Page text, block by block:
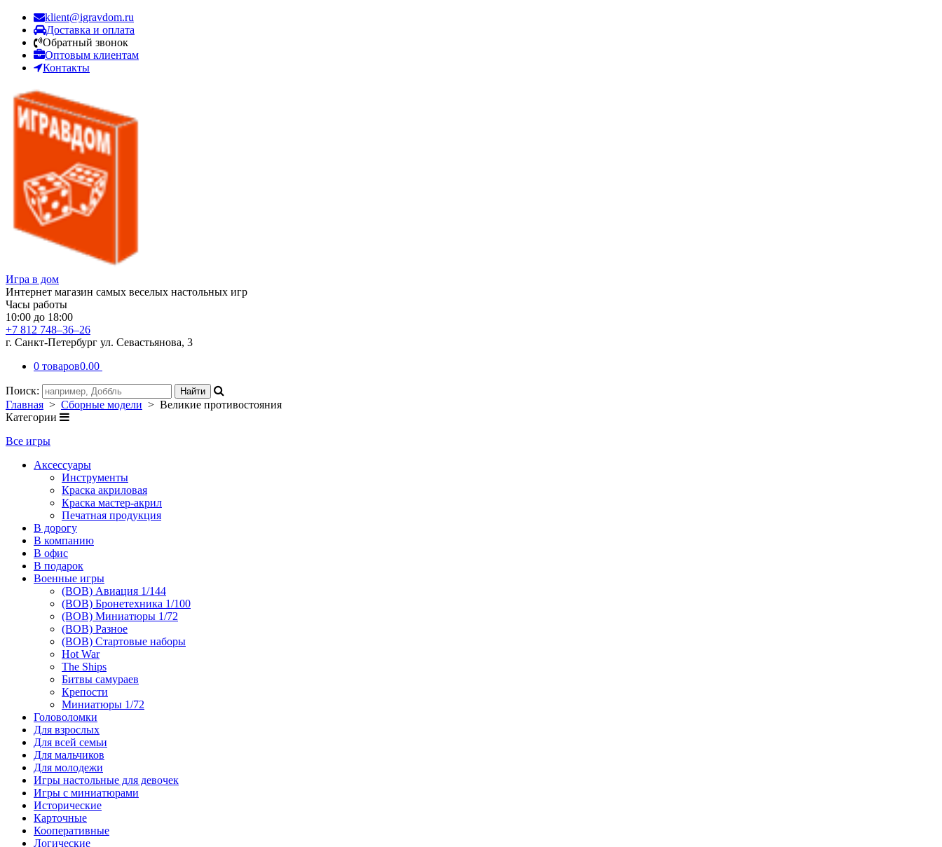
klient@igravdom.ru
Доставка и оплата
Обратный звонок
Оптовым клиентам
Контакты
Игра в дом
Интернет магазин самых веселых настольных игр
Часы работы
10:00 до 18:00
+7 812 748–36–26
г. Санкт-Петербург ул. Севастьянова, 3
0 товаров0.00
Поиск:
Главная > Сборные модели > Великие противостояния
Категории
Все игры
Аксессуары
Инструменты
Краска акриловая
Краска мастер-акрил
Печатная продукция
В дорогу
В компанию
В офис
В подарок
Военные игры
(ВОВ) Авиация 1/144
(ВОВ) Бронетехника 1/100
(ВОВ) Миниатюры 1/72
(ВОВ) Разное
(ВОВ) Стартовые наборы
Hot War
The Ships
Битвы самураев
Крепости
Миниатюры 1/72
Головоломки
Для взрослых
Для всей семьи
Для мальчиков
Для молодежи
Игры настольные для девочек
Игры с миниатюрами
Исторические
Карточные
Кооперативные
Логические